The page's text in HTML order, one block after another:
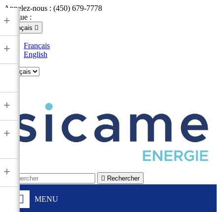
Appelez-nous : (450) 679-7778
Langue :
Français 
Français
English
 Rechercher
MENU
+
+
+
+
+